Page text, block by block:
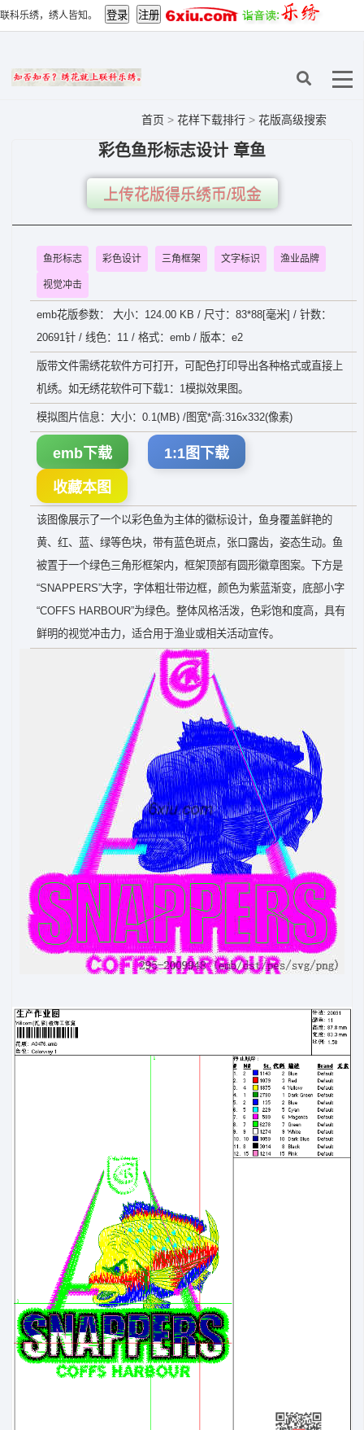
联科乐绣，绣人皆知。
首页 > 花样下载排行 > 花版高级搜索
彩色鱼形标志设计 章鱼
上传花版得乐绣币/现金
鱼形标志 彩色设计 三角框架 文字标识 渔业品牌
视觉冲击
emb花版参数： 大小：124.00 KB / 尺寸：83*88[毫米] / 针数：
20691针 / 线色：11 / 格式：emb / 版本：e2
版带文件需绣花软件方可打开，可配色打印导出各种格式或直接上
机绣。如无绣花软件可下载1：1模拟效果图。
模拟图片信息：大小：0.1(MB) /图宽*高:316x332(像素)
emb下载 1:1图下载
收藏本图
该图像展示了一个以彩色鱼为主体的徽标设计，鱼身覆盖鲜艳的
黄、红、蓝、绿等色块，带有蓝色斑点，张口露齿，姿态生动。鱼
被置于一个绿色三角形框架内，框架顶部有圆形徽章图案。下方是
“SNAPPERS”大字，字体粗壮带边框，颜色为紫蓝渐变，底部小字
“COFFS HARBOUR”为绿色。整体风格活泼，色彩饱和度高，具有
鲜明的视觉冲击力，适合用于渔业或相关活动宣传。